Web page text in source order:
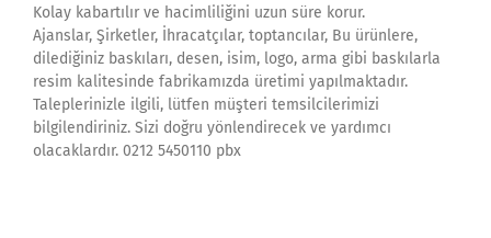
Kolay kabartılır ve hacimliliğini uzun süre korur.
Ajanslar, Şirketler, İhracatçılar, toptancılar, Bu ürünlere,
dilediğiniz baskıları, desen, isim, logo, arma gibi baskılarla
resim kalitesinde fabrikamızda üretimi yapılmaktadır.
Taleplerinizle ilgili, lütfen müşteri temsilcilerimizi
bilgilendiriniz. Sizi doğru yönlendirecek ve yardımcı
olacaklardır. 0212 5450110 pbx